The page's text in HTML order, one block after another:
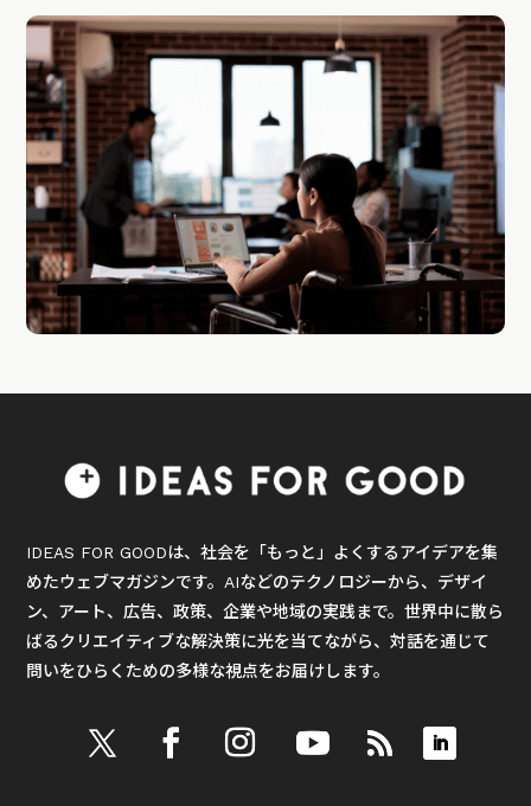
IDEAS FOR GOODは、社会を「もっと」よくするアイデアを集
めたウェブマガジンです。AIなどのテクノロジーから、デザイ
ン、アート、広告、政策、企業や地域の実践まで。世界中に散ら
ばるクリエイティブな解決策に光を当てながら、対話を通じて
問いをひらくための多様な視点をお届けします。